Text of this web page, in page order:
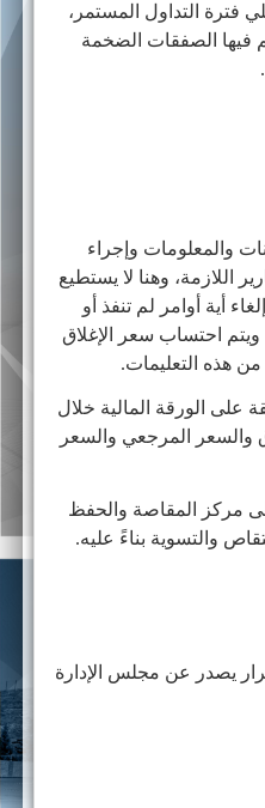
فترة التداول المستمر،
دقيقة وتتم فيها الصفقات الضخمة
والمعلومات وإجراء
اللازمة، وهنا لا يستطيع
أية أوامر لم تنفذ أو
احتساب سعر الإغلاق
الورقة المالية خلال
والسعر المرجعي والسعر
مركز المقاصة والحفظ
والتسوية بناءً عليه.
يصدر عن مجلس الإدارة